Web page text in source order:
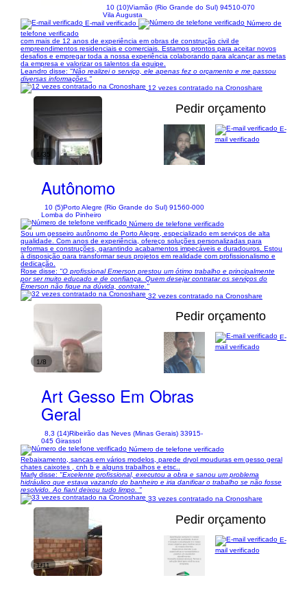
10 (10)Viamão (Rio Grande do Sul) 94510-070
Vila Augusta
E-mail verificado
Número de
telefone verificado
com mais de 12 anos de experiência em obras de construção civil de
empreendimentos residenciais e comerciais. Estamos prontos para aceitar novos
desafios e empregar toda a nossa experiência colaborando para alcançar as metas
da empresa e valorizar os talentos da equipe.
Leandro disse: "Não realizei o serviço, ele apenas fez o orçamento e me passou
diversas informações."
12 vezes contratado na Cronoshare
1/35
Pedir orçamento
Autônomo
10 (5)Porto Alegre (Rio Grande do Sul) 91560-000
Lomba do Pinheiro
E-
mail verificado
Número de telefone verificado
Sou um gesseiro autônomo de Porto Alegre, especializado em serviços de alta
qualidade. Com anos de experiência, ofereço soluções personalizadas para
reformas e construções, garantindo acabamentos impecáveis e duradouros. Estou
à disposição para transformar seus projetos em realidade com profissionalismo e
dedicação.
Rose disse: "O profissional Emerson prestou um ótimo trabalho e principalmente
por ser muito educado e de confiança. Quem desejar contratar os serviços do
Émerson não fique na dúvida, contrate."
32 vezes contratado na Cronoshare
1/8
Pedir orçamento
Art Gesso Em Obras
Geral
8,3 (14)Ribeirão das Neves (Minas Gerais) 33915-
045 Girassol
E-
mail verificado
Número de telefone verificado
Rebaixamento, sancas em vários modelos, parede dryol mouduras em gesso geral
chates caixotes , cnh b e alguns trabalhos e etsc..
Marly disse: "Excelente profissional, executou a obra e sanou um problema
hidráulico que estava vazando do banheiro e iria danificar o trabalho se não fosse
resolvido. Ao fianl deixou tudo limpo. "
33 vezes contratado na Cronoshare
1/11
Pedir orçamento
E-
mail verificado